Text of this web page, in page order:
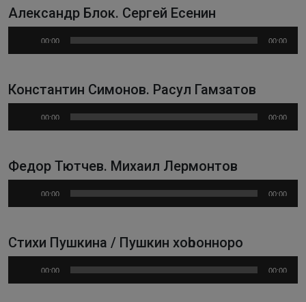
Александр Блок. Сергей Есенин
00:00 00:00
Константин Симонов. Расул Гамзатов
00:00 00:00
Федор Тютчев. Михаил Лермонтов
00:00 00:00
Стихи Пушкина / Пушкин хоһоонноро
00:00 00:00